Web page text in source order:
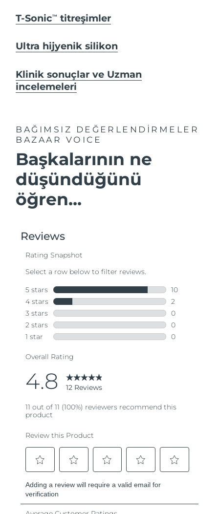
T-SonicTM titreşimler
Ultra hijyenik silikon
Klinik sonuçlar ve Uzman
incelemeleri
BAĞIMSIZ DEĞERLENDİRMELER
BAZAAR VOICE
Başkalarının ne
düşündüğünü
öğren...